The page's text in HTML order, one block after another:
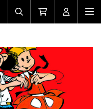
Avaa/sulje
haku
Siirry
ostoskoriin
Avaa/